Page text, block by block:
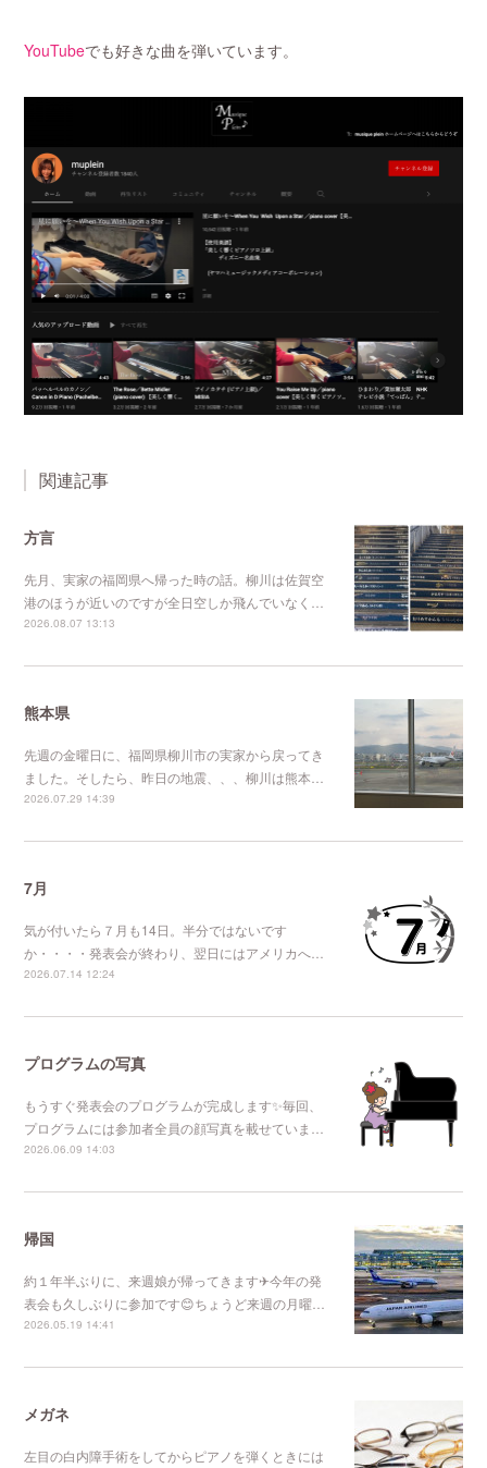
YouTubeでも好きな曲を弾いています。
関連記事
方言
先月、実家の福岡県へ帰った時の話。柳川は佐賀空
港のほうが近いのですが全日空しか飛んでいなく…
2026.08.07 13:13
熊本県
先週の金曜日に、福岡県柳川市の実家から戻ってき
ました。そしたら、昨日の地震、、、柳川は熊本…
2026.07.29 14:39
7月
気が付いたら７月も14日。半分ではないです
か・・・・発表会が終わり、翌日にはアメリカへ…
2026.07.14 12:24
プログラムの写真
もうすぐ発表会のプログラムが完成します✨毎回、
プログラムには参加者全員の顔写真を載せていま…
2026.06.09 14:03
帰国
約１年半ぶりに、来週娘が帰ってきます✈今年の発
表会も久しぶりに参加です😊ちょうど来週の月曜…
2026.05.19 14:41
メガネ
左目の白内障手術をしてからピアノを弾くときには